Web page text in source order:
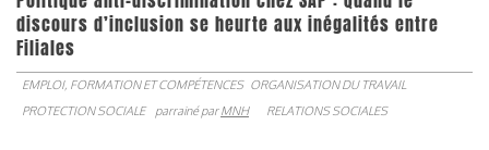
discours d’inclusion se heurte aux inégalités entre
Filiales
EMPLOI, FORMATION ET COMPÉTENCES ORGANISATION DU TRAVAIL
PROTECTION SOCIALE
parrainé parMNH RELATIONS SOCIALES